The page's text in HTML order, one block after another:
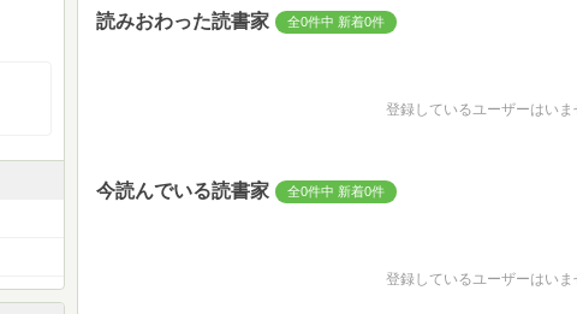
読みおわった読書家 全0件中 新着0件
登録しているユーザーはいま
今読んでいる読書家 全0件中 新着0件
登録しているユーザーはいま